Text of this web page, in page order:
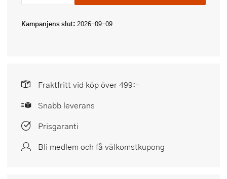
Kampanjens slut: 2026-09-09
Fraktfritt vid köp över 499:-
Snabb leverans
Prisgaranti
Bli medlem och få välkomstkupong